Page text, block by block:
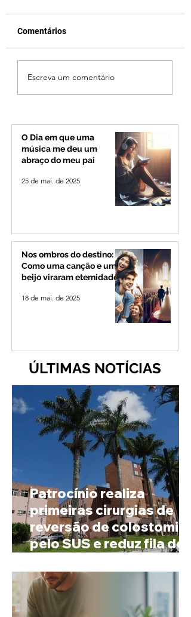
Ciclone bomba no Sul
deve provocar rajadas
de vento e calor
Alto Paranaíba
Comentários
Escreva um comentário
O Dia em que uma
música me deu um
abraço do meu pai
25 de mai. de 2025
Nos ombros do destino:
Como uma canção e um
beijo viraram eternidade
18 de mai. de 2025
ÚLTIMAS NOTÍCIAS
Patrocínio realiza
primeiras cirurgias de
reversão de colostomia
pelo SUS e reduz fila de